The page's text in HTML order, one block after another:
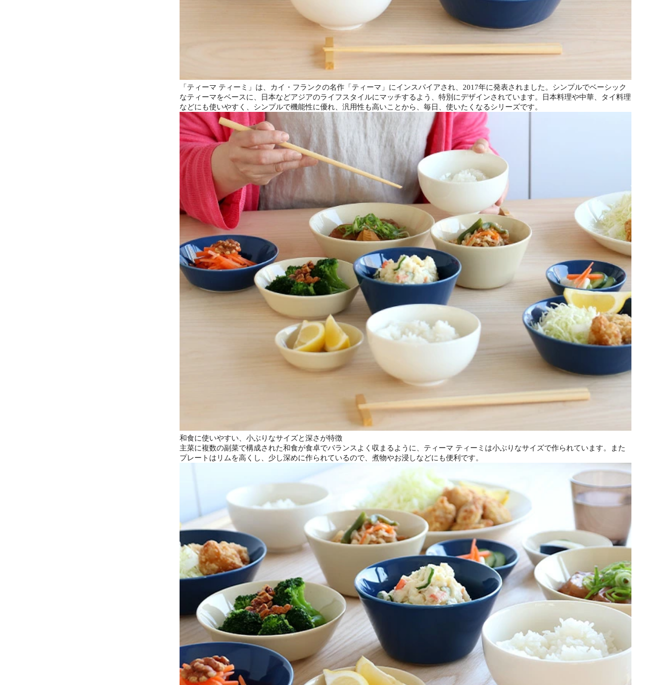
「ティーマ ティーミ」は、カイ・フランクの名作「ティーマ」にインスパイアされ、2017年に発表されました。シンプルでベーシック
なティーマをベースに、日本などアジアのライフスタイルにマッチするよう、特別にデザインされています。日本料理や中華、タイ料理
などにも使いやすく、シンプルで機能性に優れ、汎用性も高いことから、毎日、使いたくなるシリーズです。
和食に使いやすい、小ぶりなサイズと深さが特徴
主菜に複数の副菜で構成された和食が食卓でバランスよく収まるように、ティーマ ティーミは小ぶりなサイズで作られています。また
プレートはリムを高くし、少し深めに作られているので、煮物やお浸しなどにも便利です。